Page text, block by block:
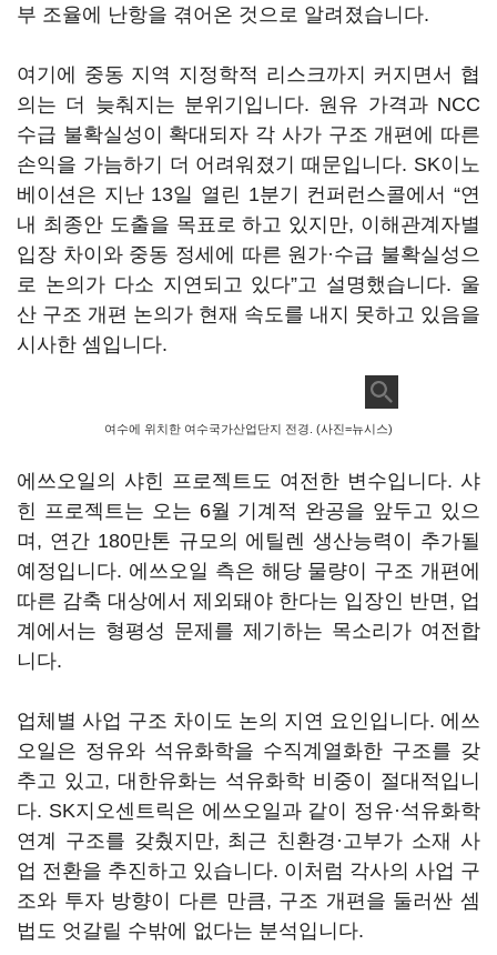
부 조율에 난항을 겪어온 것으로 알려졌습니다.
여기에 중동 지역 지정학적 리스크까지 커지면서 협
의는 더 늦춰지는 분위기입니다. 원유 가격과 NCC
수급 불확실성이 확대되자 각 사가 구조 개편에 따른
손익을 가늠하기 더 어려워졌기 때문입니다. SK이노
베이션은 지난 13일 열린 1분기 컨퍼런스콜에서 “연
내 최종안 도출을 목표로 하고 있지만, 이해관계자별
입장 차이와 중동 정세에 따른 원가·수급 불확실성으
로 논의가 다소 지연되고 있다”고 설명했습니다. 울
산 구조 개편 논의가 현재 속도를 내지 못하고 있음을
시사한 셈입니다.
여수에 위치한 여수국가산업단지 전경. (사진=뉴시스)
에쓰오일의 샤힌 프로젝트도 여전한 변수입니다. 샤
힌 프로젝트는 오는 6월 기계적 완공을 앞두고 있으
며, 연간 180만톤 규모의 에틸렌 생산능력이 추가될
예정입니다. 에쓰오일 측은 해당 물량이 구조 개편에
따른 감축 대상에서 제외돼야 한다는 입장인 반면, 업
계에서는 형평성 문제를 제기하는 목소리가 여전합
니다.
업체별 사업 구조 차이도 논의 지연 요인입니다. 에쓰
오일은 정유와 석유화학을 수직계열화한 구조를 갖
추고 있고, 대한유화는 석유화학 비중이 절대적입니
다. SK지오센트릭은 에쓰오일과 같이 정유·석유화학
연계 구조를 갖췄지만, 최근 친환경·고부가 소재 사
업 전환을 추진하고 있습니다. 이처럼 각사의 사업 구
조와 투자 방향이 다른 만큼, 구조 개편을 둘러싼 셈
법도 엇갈릴 수밖에 없다는 분석입니다.